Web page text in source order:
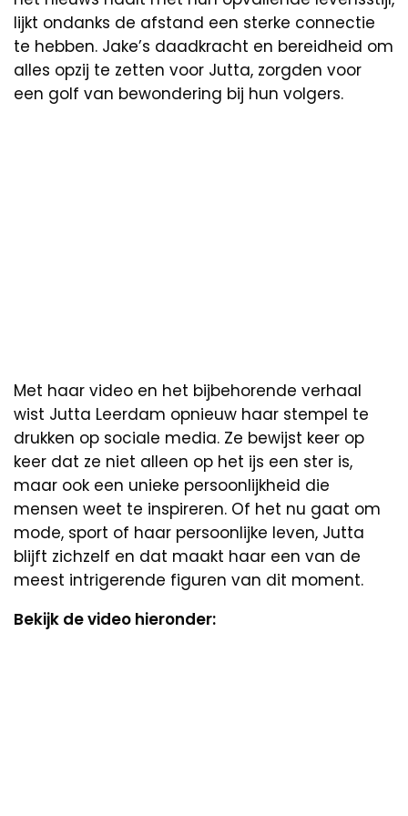
lijkt ondanks de afstand een sterke connectie
te hebben. Jake’s daadkracht en bereidheid om
alles opzij te zetten voor Jutta, zorgden voor
een golf van bewondering bij hun volgers.
Met haar video en het bijbehorende verhaal
wist Jutta Leerdam opnieuw haar stempel te
drukken op sociale media. Ze bewijst keer op
keer dat ze niet alleen op het ijs een ster is,
maar ook een unieke persoonlijkheid die
mensen weet te inspireren. Of het nu gaat om
mode, sport of haar persoonlijke leven, Jutta
blijft zichzelf en dat maakt haar een van de
meest intrigerende figuren van dit moment.
Bekijk de video hieronder: